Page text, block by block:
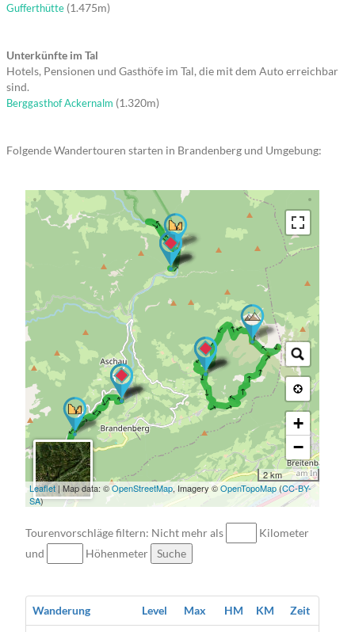
Gufferthütte (1.475m)
Unterkünfte im Tal
Hotels, Pensionen und Gasthöfe im Tal, die mit dem Auto erreichbar
sind.
Berggasthof Ackernalm (1.320m)
Folgende Wandertouren starten in Brandenberg und Umgebung:
→ → → → → → → → → → → → → → → → → →
→ → → → → → →
→ → → → → → → → → → → →
+
−
2 km
Leaflet | Map data: ©OpenStreetMap, Imagery ©OpenTopoMap(CC-BY-
SA)
Tourenvorschläge filtern: Nicht mehr als
Kilometer
und
Höhenmeter Suche
Wanderung Level Max HM KM Zeit